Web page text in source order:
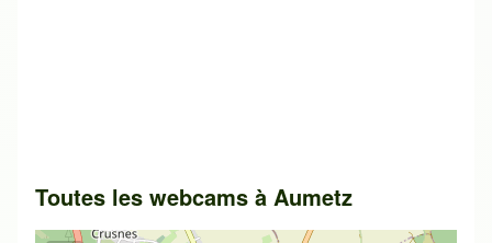
Toutes les webcams à Aumetz